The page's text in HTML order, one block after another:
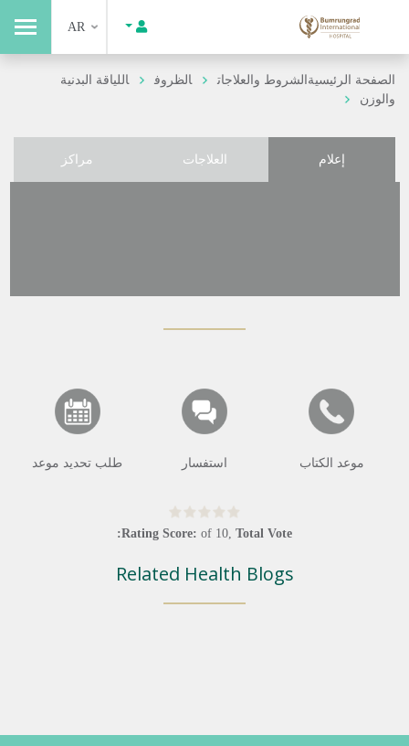
AR
الصفحة الرئيسيةالشروط والعلاجات الظروف
اللياقة البدنية
والوزن
إعلام العلاجات مراكز
موعد الكتاب استفسار طلب تحديد موعد
Rating Score: of 10, Total Vote:
Related Health Blogs